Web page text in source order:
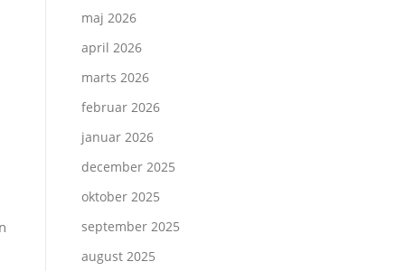
maj 2026
april 2026
marts 2026
februar 2026
januar 2026
december 2025
oktober 2025
september 2025
august 2025